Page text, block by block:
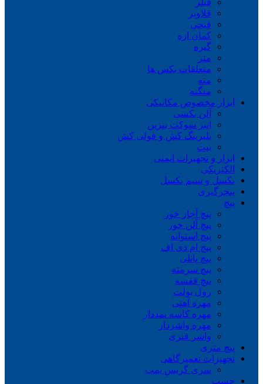
قلاویز
قیچی
کمان اره
گیره
متر
متعلقات بکس ها
مته
منگنه
ابزار مخصوص مکانیکی
آلن بکسی
انبر سوکت بنزین
بلبرینگ کش و فولی کش
بیت
ابزار و تجهیزات ایمنی
الکتریکی
بکسل و سیم بکسل
پنچرگیری
پیچ
پیچ آچار خور
پیچ آلن خور
پیچ استوانه
پیچ ام دی اف
پیچ پانلی
پیچ سرمته
پیچ قفسه
رول بولت
مهره آهنی
مهره کاسه نمددار
مهره واشردار
واشر فنری
پیچ متری
تجهیزات تعمیرگاهی
سری گریس پمپ
چسب